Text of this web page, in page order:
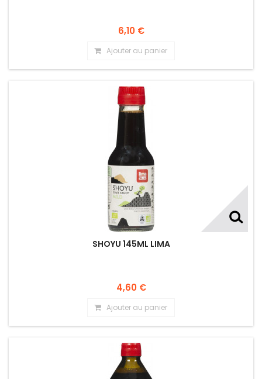
6,10 €
Ajouter au panier
SHOYU 145ML LIMA
4,60 €
Ajouter au panier